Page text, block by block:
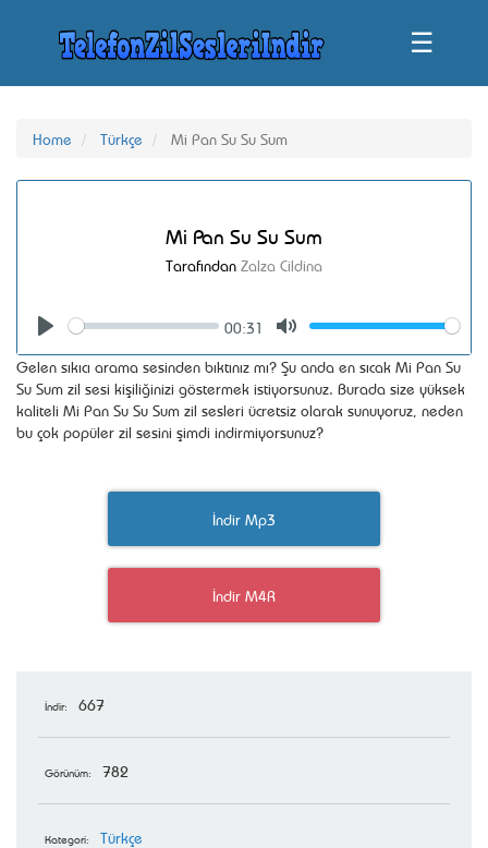
☰
Home Türkçe Mi Pan Su Su Sum
Mi Pan Su Su Sum
Tarafından Zalza Cildina
Seek
00:31
Volume
Gelen sıkıcı arama sesinden bıktınız mı? Şu anda en sıcak Mi Pan Su
Su Sum zil sesi kişiliğinizi göstermek istiyorsunuz. Burada size yüksek
kaliteli Mi Pan Su Su Sum zil sesleri ücretsiz olarak sunuyoruz, neden
bu çok popüler zil sesini şimdi indirmiyorsunuz?
İndir Mp3
İndir M4R
İndir: 667
Görünüm: 782
Kategori: Türkçe